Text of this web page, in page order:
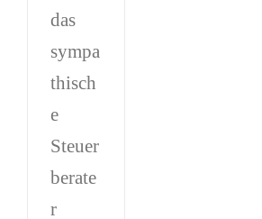
das
sympa
thisch
e
Steuer
berate
r